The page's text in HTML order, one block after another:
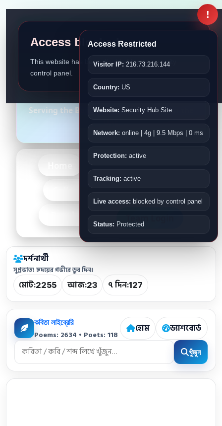
Access blocked
This website has been disabled by the security
control panel.
!
Access Restricted
Visitor IP: 216.73.216.144
Country: US
Website: Security Hub Site
Network: online | 4g | 9.5 Mbps | 0 ms
Protection: active
Tracking: active
Live access: blocked by control panel
Status: Protected
Bangladesh Association
Serving the Bangladeshi Community in the
দর্শনার্থী
সুপ্রভাত! হৃদয়ের গভীরে ডুব দিন।
মোট:2255 আজ:23 ৭ দিন:127
কবিতা লাইব্রেরি
Poems: 2634 • Poets: 118
হোম ড্যাশবোর্ড
খুঁজুন